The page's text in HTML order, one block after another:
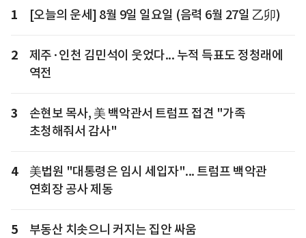
1 [오늘의 운세] 8월 9일 일요일 (음력 6월 27일 乙卯)
2
제주·인천 김민석이 웃었다... 누적 득표도 정청래에
역전
3
손현보 목사, 美 백악관서 트럼프 접견 "가족
초청해줘서 감사"
4
美법원 "대통령은 임시 세입자"... 트럼프 백악관
연회장 공사 제동
5 부동산 치솟으니 커지는 집안 싸움